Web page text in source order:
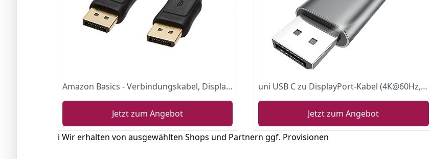
Amazon Basics - Verbindungskabel, DisplayPort auf DisplayPort, 1,8 m
Jetzt zum Angebot
uni USB C zu DisplayPort-Kabel (4K@60Hz, 2K@144Hz), 1m/3ft Thunderbolt 3 zu DisplayPort-Kabel, Kompatibel für MacBook Pro, MacBook Air, iPad Pro, XPS, Surface Book
Jetzt zum Angebot
ℹ️ Wir erhalten von ausgewählten Shops und Partnern ggf. Provisionen